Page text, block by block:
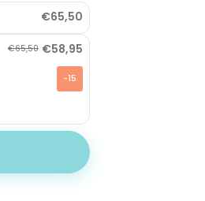
€65,50
€65,50 €58,95
-15